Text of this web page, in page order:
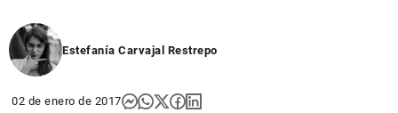
Estefanía Carvajal Restrepo
02 de enero de 2017